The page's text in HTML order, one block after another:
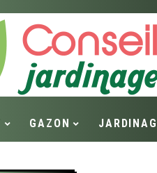
GAZON